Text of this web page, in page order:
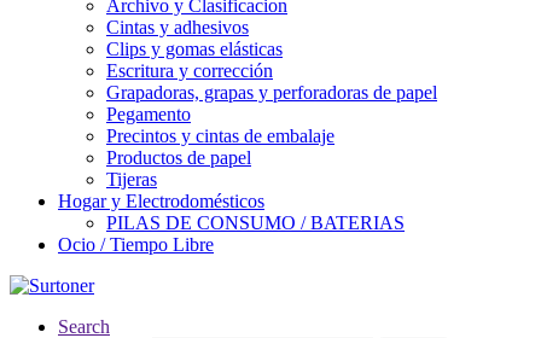
Archivo y Clasificacion
Cintas y adhesivos
Clips y gomas elásticas
Escritura y corrección
Grapadoras, grapas y perforadoras de papel
Pegamento
Precintos y cintas de embalaje
Productos de papel
Tijeras
Hogar y Electrodomésticos
PILAS DE CONSUMO / BATERIAS
Ocio / Tiempo Libre
Search